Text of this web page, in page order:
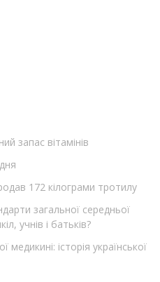
запас вітамінів
172 кілограми тротилу
загальної середньої
учнів і батьків?
історія української